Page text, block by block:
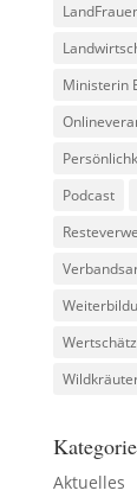
Ministerin
Podcast
Aktuelles